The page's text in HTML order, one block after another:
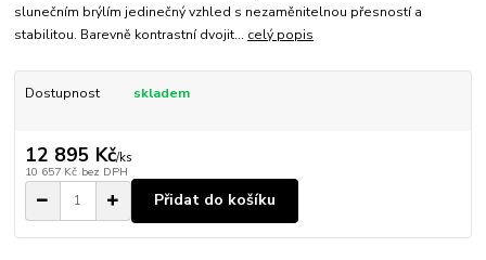
slunečním brýlím jedinečný vzhled s nezaměnitelnou přesností a
stabilitou. Barevně kontrastní dvojit... celý popis
Dostupnost skladem
12 895 Kč/ks
10 657 Kč bez DPH
Přidat do košíku